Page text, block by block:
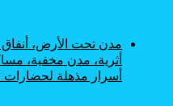
مدن تحت الأرض،
أثرية، مدن مخفية،
أسرار مذهلة